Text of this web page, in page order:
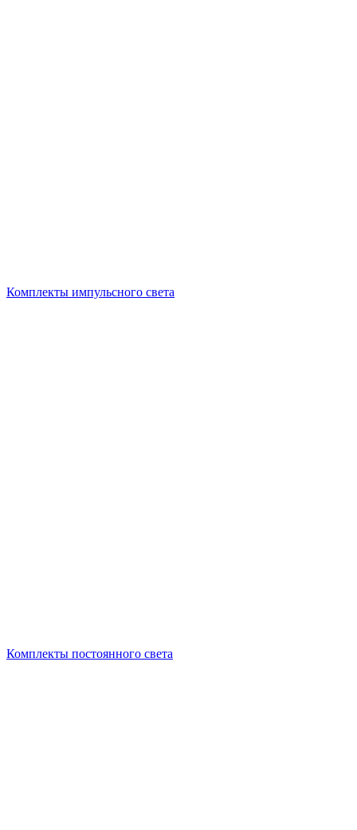
Комплекты импульсного света
Комплекты постоянного света